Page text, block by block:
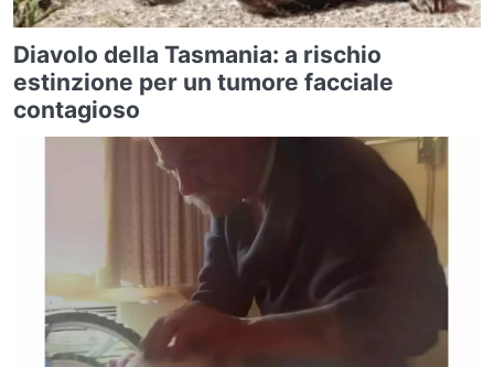
Diavolo della Tasmania: a rischio
estinzione per un tumore facciale
contagioso